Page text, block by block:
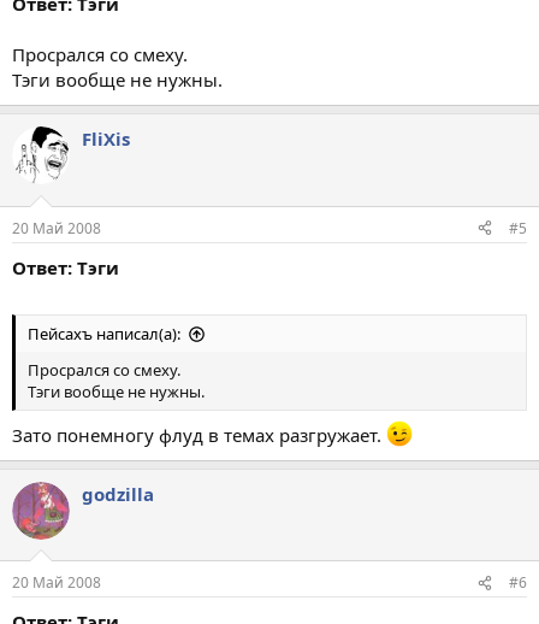
Просрался со смеху.
Тэги вообще не нужны.
FliXis
20 Май 2008 #5
Ответ: Тэги
Пейсахъ написал(а):
Просрался со смеху.
Тэги вообще не нужны.
Зато понемногу флуд в темах разгружает.
godzilla
20 Май 2008 #6